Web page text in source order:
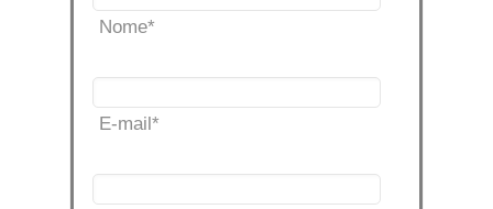
Nome*
E-mail*